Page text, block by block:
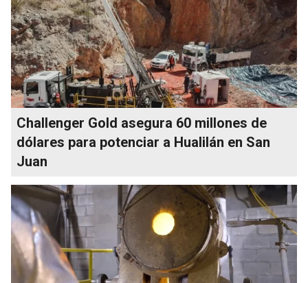
Challenger Gold asegura 60 millones de
dólares para potenciar a Hualilán en San
Juan